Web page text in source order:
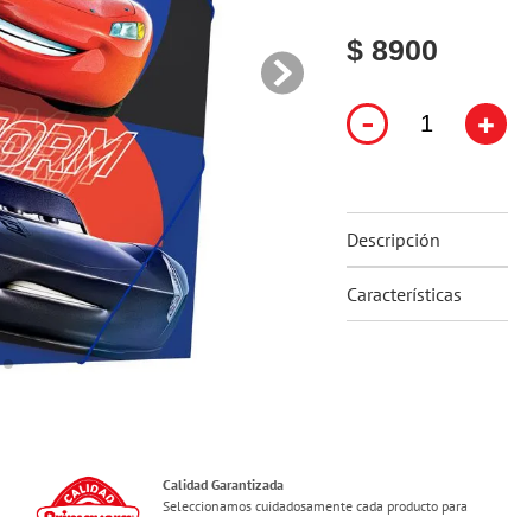
$ 8900
- +
Descripción
Características
Calidad Garantizada
Seleccionamos cuidadosamente cada producto para
9.
ferxxo
10. flower power